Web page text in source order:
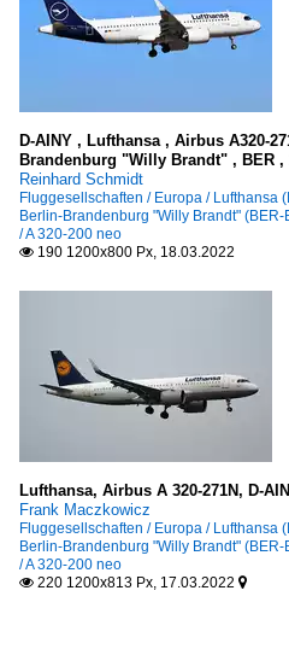
D-AINY , Lufthansa , Airbus A320-
Brandenburg "Willy Brandt" , BER ,
Reinhard Schmidt
Fluggesellschaften / Europa / Lufthansa
Berlin-Brandenburg "Willy Brandt" (BER-
/ A 320-200 neo
 190 1200x800 Px, 18.03.2022
Lufthansa, Airbus A 320-271N, D-
Frank Maczkowicz
Fluggesellschaften / Europa / Lufthansa
Berlin-Brandenburg "Willy Brandt" (BER-
/ A 320-200 neo
 220 1200x813 Px, 17.03.2022 